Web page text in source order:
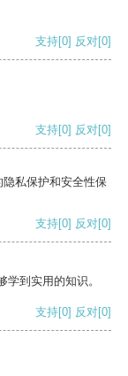
支持[0] 反对[0]
支持[0] 反对[0]
私保护和安全性保
支持[0] 反对[0]
到实用的知识。
支持[0] 反对[0]